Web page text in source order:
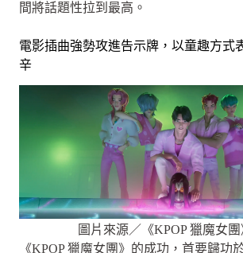
間將話題性拉到最高。
電影插曲強勢攻進告示牌，以童趣方式
辛
圖片來源／《KPOP 獵魔女
《KPOP 獵魔女團》的成功，首要歸功